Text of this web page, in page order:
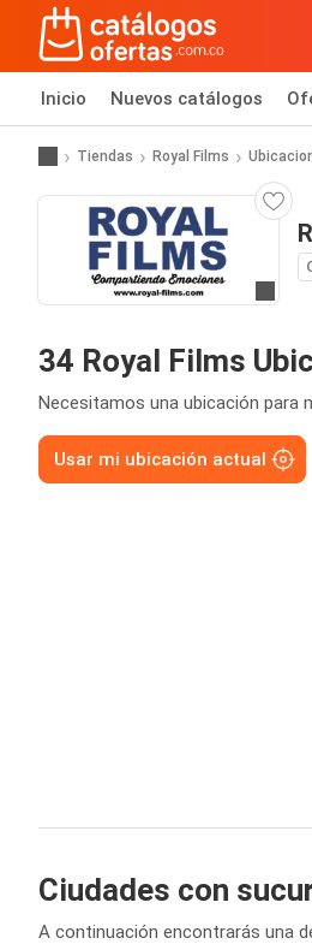
Inicio Nuevos catálogos
Tiendas Royal Films
34 Royal Films
Necesitamos una ubicación para
Usar mi ubicación actual
Ciudades con
A continuación encontrarás una